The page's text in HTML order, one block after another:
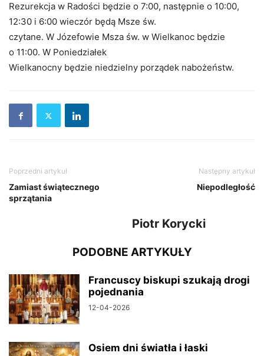
Rezurekcja w Radości będzie o 7:00, następnie o 10:00,
12:30 i 6:00 wieczór będą Msze św.
czytane. W Józefowie Msza św. w Wielkanoc będzie
o 11:00. W Poniedziałek
Wielkanocny będzie niedzielny porządek nabożeństw.
Poprzedni artykuł
Zamiast świątecznego
sprzątania
Następny artykuł
Niepodległość
Piotr Korycki
PODOBNE ARTYKUŁY
Francuscy biskupi szukają drogi
pojednania
12-04-2026
Osiem dni światła i łaski